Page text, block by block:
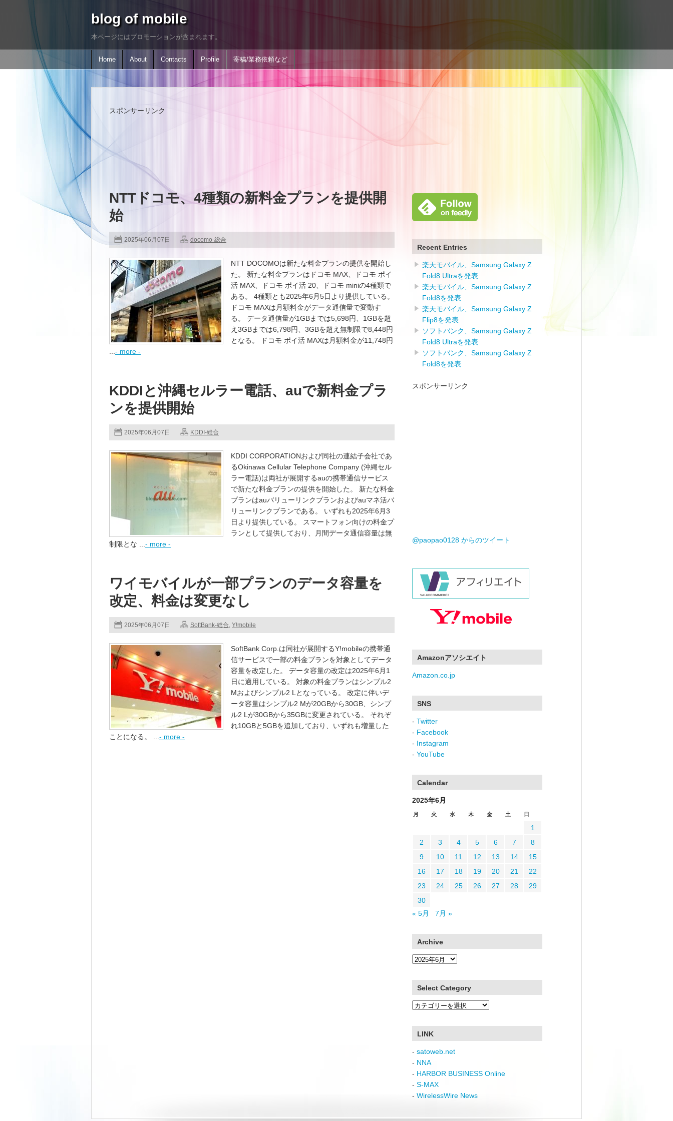
blog of mobile
本ページにはプロモーションが含まれます。
Home About Contacts Profile 寄稿/業務依頼など
スポンサーリンク
NTTドコモ、4種類の新料金プランを提供開
始
2025年06月07日 docomo-総合
NTT DOCOMOは新たな料金プランの提供を開始し
た。 新たな料金プランはドコモ MAX、ドコモ ポイ
活 MAX、ドコモ ポイ活 20、ドコモ miniの4種類で
ある。 4種類とも2025年6月5日より提供している。
ドコモ MAXは月額料金がデータ通信量で変動す
る。 データ通信量が1GBまでは5,698円、1GBを超
え3GBまでは6,798円、3GBを超え無制限で8,448円
となる。 ドコモ ポイ活 MAXは月額料金が11,748円
- more -
KDDIと沖縄セルラー電話、auで新料金プラ
ンを提供開始
2025年06月07日 KDDI-総合
KDDI CORPORATIONおよび同社の連結子会社であ
るOkinawa Cellular Telephone Company (沖縄セル
ラー電話)は両社が展開するauの携帯通信サービス
で新たな料金プランの提供を開始した。 新たな料金
プランはauバリューリンクプランおよびauマネ活バ
リューリンクプランである。 いずれも2025年6月3
日より提供している。 スマートフォン向けの料金プ
ランとして提供しており、月間データ通信容量は無
制限とな ... - more -
ワイモバイルが一部プランのデータ容量を
改定、料金は変更なし
2025年06月07日 SoftBank-総合, Y!mobile
SoftBank Corp.は同社が展開するY!mobileの携帯通
信サービスで一部の料金プランを対象としてデータ
容量を改定した。 データ容量の改定は2025年6月1
日に適用している。 対象の料金プランはシンプル2
Mおよびシンプル2 Lとなっている。 改定に伴いデ
ータ容量はシンプル2 Mが20GBから30GB、シンプ
ル2 Lが30GBから35GBに変更されている。 それぞ
れ10GBと5GBを追加しており、いずれも増量した
ことになる。 ... - more -
Recent Entries
楽天モバイル、Samsung Galaxy Z
Fold8 Ultraを発表
楽天モバイル、Samsung Galaxy Z
Fold8を発表
楽天モバイル、Samsung Galaxy Z
Flip8を発表
ソフトバンク、Samsung Galaxy Z
Fold8 Ultraを発表
ソフトバンク、Samsung Galaxy Z
Fold8を発表
スポンサーリンク
@paopao0128 からのツイート
Amazonアソシエイト
Amazon.co.jp
SNS
- Twitter
- Facebook
- Instagram
- YouTube
Calendar
2025年6月
月 火 水 木 金 土 日
1
2
3 4 5 6 7
8
9
10 11 12 13 14
15
16
17 18 19 20 21
22
23
24 25 26 27 28
29
30
« 5月
7月 »
Archive
Archive
Select Category
Select
LINK
- satoweb.net
- NNA
- HARBOR BUSINESS Online
- S-MAX
- WirelessWire News